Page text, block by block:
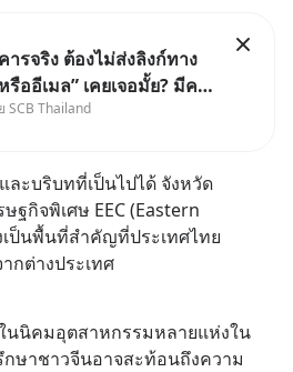
ารจริง ต้องไม่ส่งลิงก์ทาง
รืออีเมล” เคยเจอมั้ย? มีคน
โทรจากธนาคาร บอกว่า
กนคิวอาร์โค้ดทันที มาฟัง
าเล่ากลโกง” เพื่อรู้ทันมุก
วงในคราบ
SCB Thailand
ละบริบทที่เป็นไปได้ จังหวัด
ฐกิจพิเศษ EEC (Eastern
ป็นพื้นที่สำคัญที่ประเทศไทย
กต่างประเทศ
นนิคมอุตสาหกรรมหลายแห่งใน
ษาชาวจีนอาจสะท้อนถึงความ